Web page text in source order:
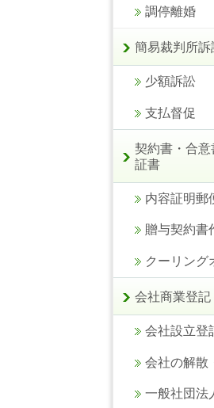
調停離婚
簡易裁判所訴
少額訴訟
支払督促
契約書・合
証書
内容証明郵
贈与契約書
クーリング
会社商業登記
会社設立登
会社の解散
一般社団法